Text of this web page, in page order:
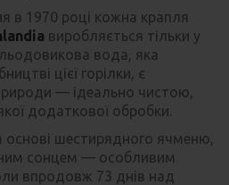
в 1970 році кожна крапля
виробляється тільки у
вода, яка
цієї горілки, є
— ідеально чистою,
додаткової обробки.
основі шестирядного ячменю,
сонцем — особливим
впродовж 73 днів над